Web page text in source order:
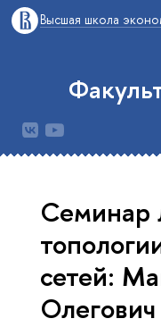
Высшая школа
Семинар
сетей:
Олегович